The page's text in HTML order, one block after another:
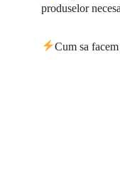
produselor
Cum sa